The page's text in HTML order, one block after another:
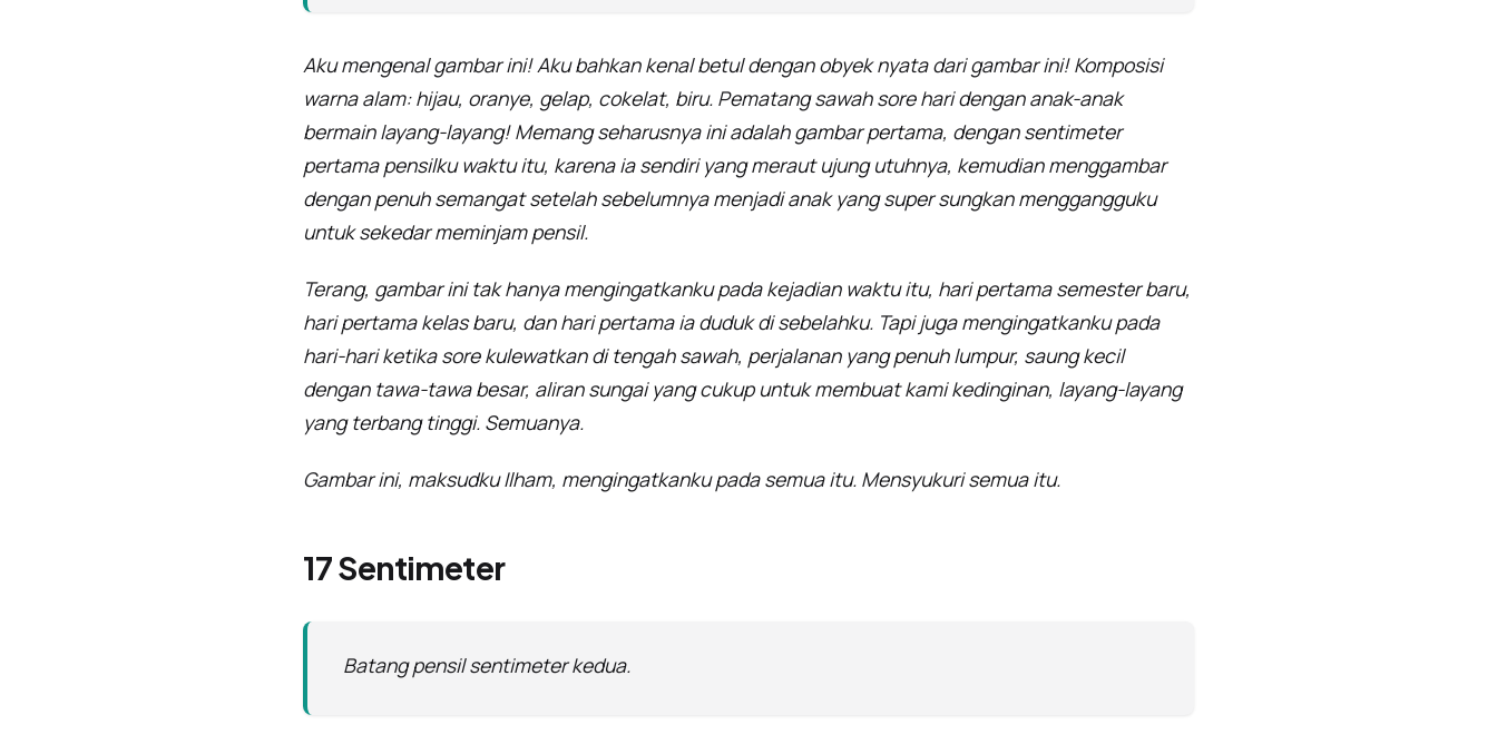
Aku mengenal gambar ini! Aku bahkan kenal betul dengan obyek nyata dari gambar ini! Komposisi
warna alam: hijau, oranye, gelap, cokelat, biru. Pematang sawah sore hari dengan anak-anak
bermain layang-layang! Memang seharusnya ini adalah gambar pertama, dengan sentimeter
pertama pensilku waktu itu, karena ia sendiri yang meraut ujung utuhnya, kemudian menggambar
dengan penuh semangat setelah sebelumnya menjadi anak yang super sungkan menggangguku
untuk sekedar meminjam pensil.
Terang, gambar ini tak hanya mengingatkanku pada kejadian waktu itu, hari pertama semester baru,
hari pertama kelas baru, dan hari pertama ia duduk di sebelahku. Tapi juga mengingatkanku pada
hari-hari ketika sore kulewatkan di tengah sawah, perjalanan yang penuh lumpur, saung kecil
dengan tawa-tawa besar, aliran sungai yang cukup untuk membuat kami kedinginan, layang-layang
yang terbang tinggi. Semuanya.
Gambar ini, maksudku Ilham, mengingatkanku pada semua itu. Mensyukuri semua itu.
17 Sentimeter
Batang pensil sentimeter kedua.